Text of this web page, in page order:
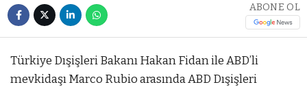
ABONE OL
Türkiye Dışişleri Bakanı Hakan Fidan ile ABD’li
mevkidaşı Marco Rubio arasında ABD Dışişleri